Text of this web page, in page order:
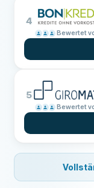
4
Bewertet
5
Bewertet